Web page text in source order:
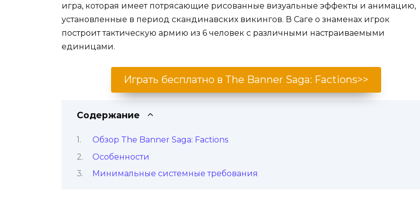
игра, которая имеет потрясающие рисованные визуальные эффекты и анимацию,
установленные в период скандинавских викингов. В Саге о знаменах игрок
построит тактическую армию из 6 человек с различными настраиваемыми
единицами.
Играть бесплатно в The Banner Saga: Factions>>
Содержание
Обзор The Banner Saga: Factions
Особенности
Минимальные системные требования